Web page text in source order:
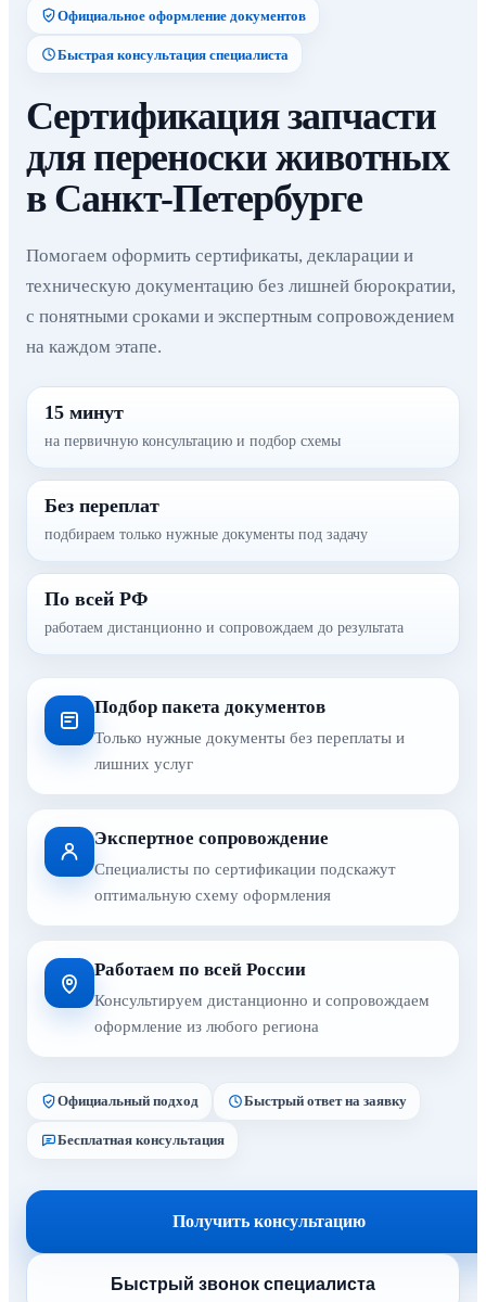
Официальное оформление документов
Быстрая консультация специалиста
Сертификация запчасти
для переноски животных
в Санкт-Петербурге
Помогаем оформить сертификаты, декларации и
техническую документацию без лишней бюрократии,
с понятными сроками и экспертным сопровождением
на каждом этапе.
15 минут
на первичную консультацию и подбор схемы
Без переплат
подбираем только нужные документы под задачу
По всей РФ
работаем дистанционно и сопровождаем до результата
Подбор пакета документов
Только нужные документы без переплаты и
лишних услуг
Экспертное сопровождение
Специалисты по сертификации подскажут
оптимальную схему оформления
Работаем по всей России
Консультируем дистанционно и сопровождаем
оформление из любого региона
Официальный подход Быстрый ответ на заявку
Бесплатная консультация
Получить консультацию
Быстрый звонок специалиста